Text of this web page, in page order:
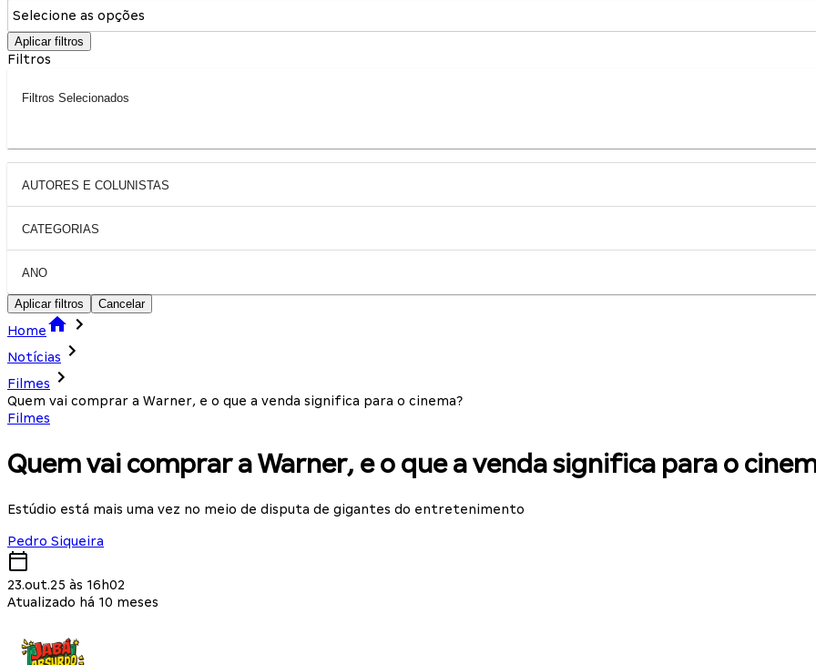
Selecione as opções
Aplicar filtros
Filtros
Filtros Selecionados
AUTORES E COLUNISTAS
CATEGORIAS
ANO
Aplicar filtros Cancelar
Home
Notícias
Filmes
Quem vai comprar a Warner, e o que a venda significa para o cinema?
Filmes
Quem vai comprar a Warner, e o que a venda significa para o
Estúdio está mais uma vez no meio de disputa de gigantes do entretenimento
Pedro Siqueira
23.out.25 às 16h02
Atualizado há 10 meses